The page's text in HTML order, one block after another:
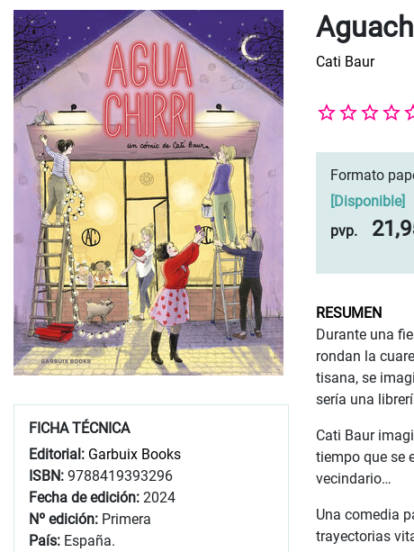
FICHA TÉCNICA
Editorial: Garbuix Books
ISBN: 9788419393296
Fecha de edición: 2024
Nº edición: Primera
País: España.
Cati Baur
Formato
Disponible]
pvp.
RESUMEN
Durante una
rondan la
tisana, se
sería una
Cati Baur
tiempo que se
vecindario…
Una comedia
trayectorias